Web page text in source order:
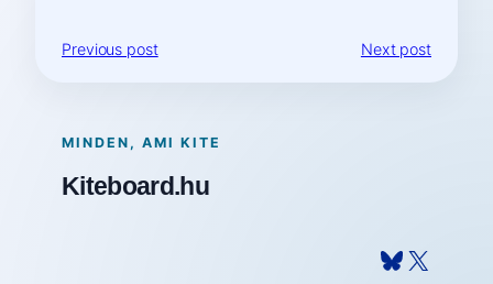
Previous post Next post
MINDEN, AMI KITE
Kiteboard.hu
Bluesky X